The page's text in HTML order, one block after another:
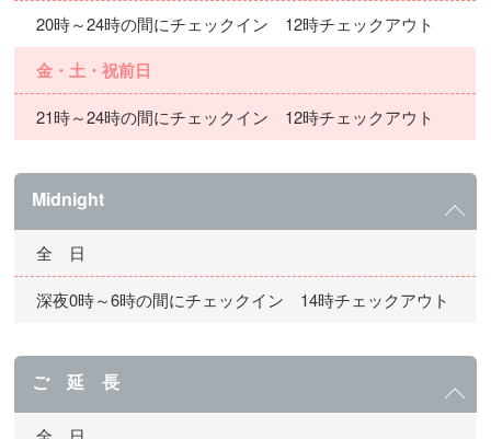
20時～24時の間にチェックイン 12時チェックアウト
金・土・祝前日
21時～24時の間にチェックイン 12時チェックアウト
Midnight
全 日
深夜0時～6時の間にチェックイン 14時チェックアウト
ご 延 長